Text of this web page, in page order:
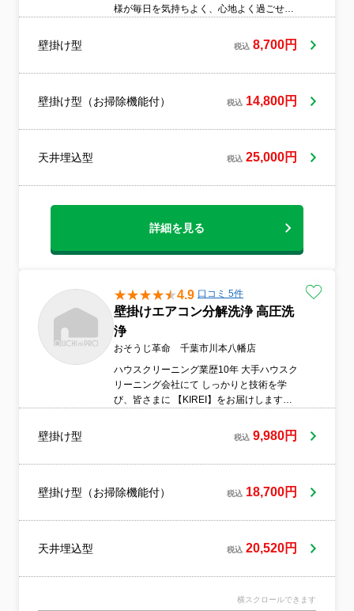
様が毎日を気持ちよく、心地よく過ごせる
の頑固な油汚れ、キッチン、トイレ、浴
幅広く承っております。年末のご自宅まる
るお悩みは、ぜひ当店へお気軽にご相談く
壁掛け型 税込 8,700円
壁掛け型（お掃除機能付） 税込 14,800円
天井埋込型 税込 25,000円
詳細を見る
4.9 口コミ 5件
壁掛けエアコン分解洗浄 高圧洗
浄
おそうじ革命 千葉市川本八幡店
ハウスクリーニング業歴10年 大手ハウスク
リーニング会社にて しっかりと技術を学
び、皆さまに 【KIREI】をお届けします。
待ちしております。 おそうじ革命 千葉市川
壁掛け型 税込 9,980円
壁掛け型（お掃除機能付） 税込 18,700円
天井埋込型 税込 20,520円
横スクロールできます